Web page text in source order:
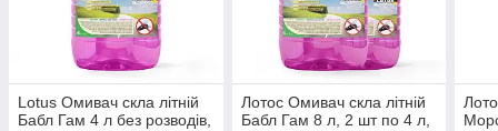
Lotus Омивач скла літній
Бабл Гам 4 л без розводів,
Лотос Омивач скла літній
Бабл Гам 8 л, 2 шт по 4 л,